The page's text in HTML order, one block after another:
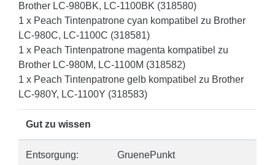
Brother LC-980BK, LC-1100BK (318580)
1 x Peach Tintenpatrone cyan kompatibel zu Brother
LC-980C, LC-1100C (318581)
1 x Peach Tintenpatrone magenta kompatibel zu
Brother LC-980M, LC-1100M (318582)
1 x Peach Tintenpatrone gelb kompatibel zu Brother
LC-980Y, LC-1100Y (318583)
Gut zu wissen
Entsorgung: GruenePunkt